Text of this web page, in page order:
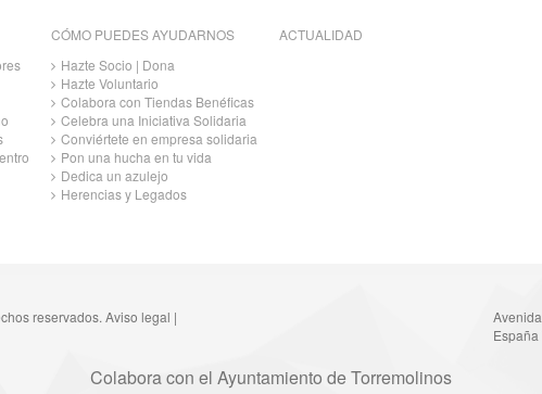
CÓMO PUEDES AYUDARNOS
Hazte Socio | Dona
Hazte Voluntario
Colabora con Tiendas Benéficas
Celebra una Iniciativa Solidaria
Conviértete en empresa solidaria
Pon una hucha en tu vida
Dedica un azulejo
Herencias y Legados
ACTUALIDAD
reservados. Aviso legal |
Colabora con el Ayuntamiento de Torremolinos